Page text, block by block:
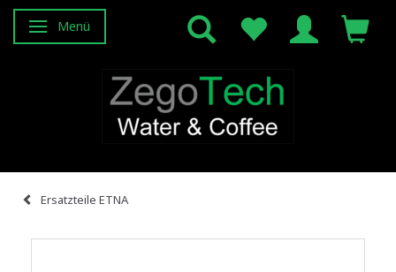
Anzeige ändern
Menü
Ersatzteile ETNA